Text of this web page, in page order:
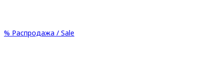
% Распродажа / Sale